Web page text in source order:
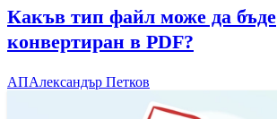
Какъв тип файл може да бъде
конвертиран в PDF?
АПАлександър Петков